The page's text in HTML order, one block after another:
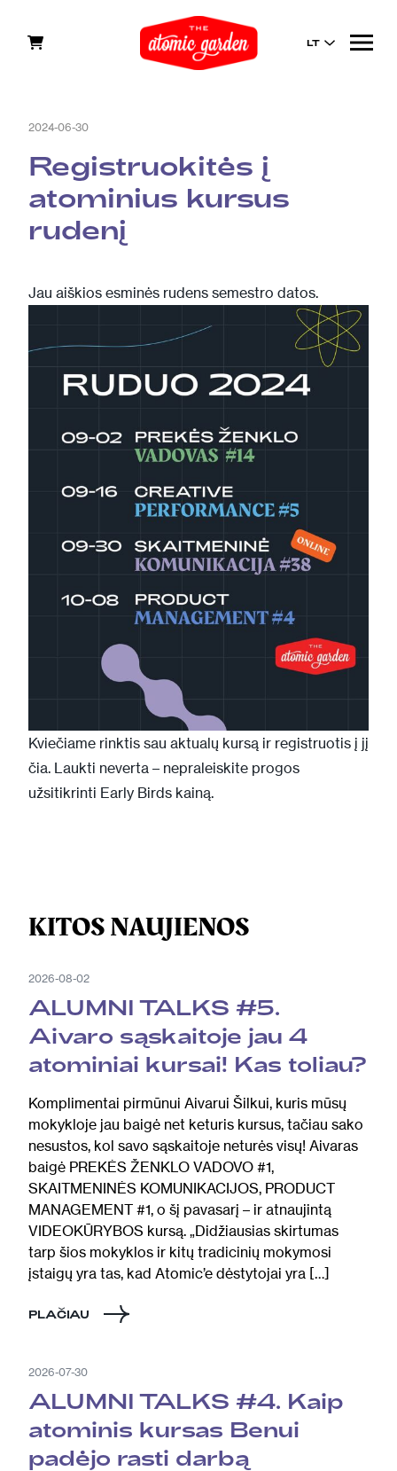
LT
2024-06-30
Registruokitės į
atominius kursus
rudenį
Jau aiškios esminės rudens semestro datos.
Kviečiame rinktis sau aktualų kursą ir registruotis į jį
čia. Laukti neverta – nepraleiskite progos
užsitikrinti Early Birds kainą.
KITOS NAUJIENOS
2026-08-02
ALUMNI TALKS #5.
Aivaro sąskaitoje jau 4
atominiai kursai! Kas toliau?
Komplimentai pirmūnui Aivarui Šilkui, kuris mūsų
mokykloje jau baigė net keturis kursus, tačiau sako
nesustos, kol savo sąskaitoje neturės visų! Aivaras
baigė PREKĖS ŽENKLO VADOVO #1,
SKAITMENINĖS KOMUNIKACIJOS, PRODUCT
MANAGEMENT #1, o šį pavasarį – ir atnaujintą
VIDEOKŪRYBOS kursą. „Didžiausias skirtumas
tarp šios mokyklos ir kitų tradicinių mokymosi
įstaigų yra tas, kad Atomic’e dėstytojai yra […]
PLAČIAU
2026-07-30
ALUMNI TALKS #4. Kaip
atominis kursas Benui
padėjo rasti darbą